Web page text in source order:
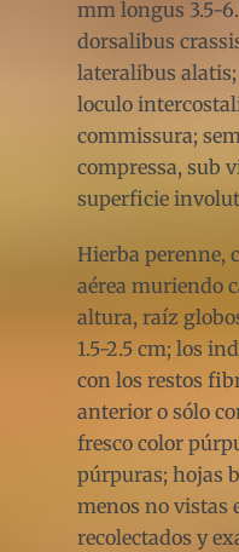
mm longus 3.5-
dorsalibus
lateralibus alatis;
loculo
commissura;
compressa, sub
superficie
Hierba perenne,
aérea muriendo
altura, raíz
1.5-2.5 cm; los
con los restos
anterior o sólo
fresco color
púrpuras; hojas
menos no vistas
recolectados y